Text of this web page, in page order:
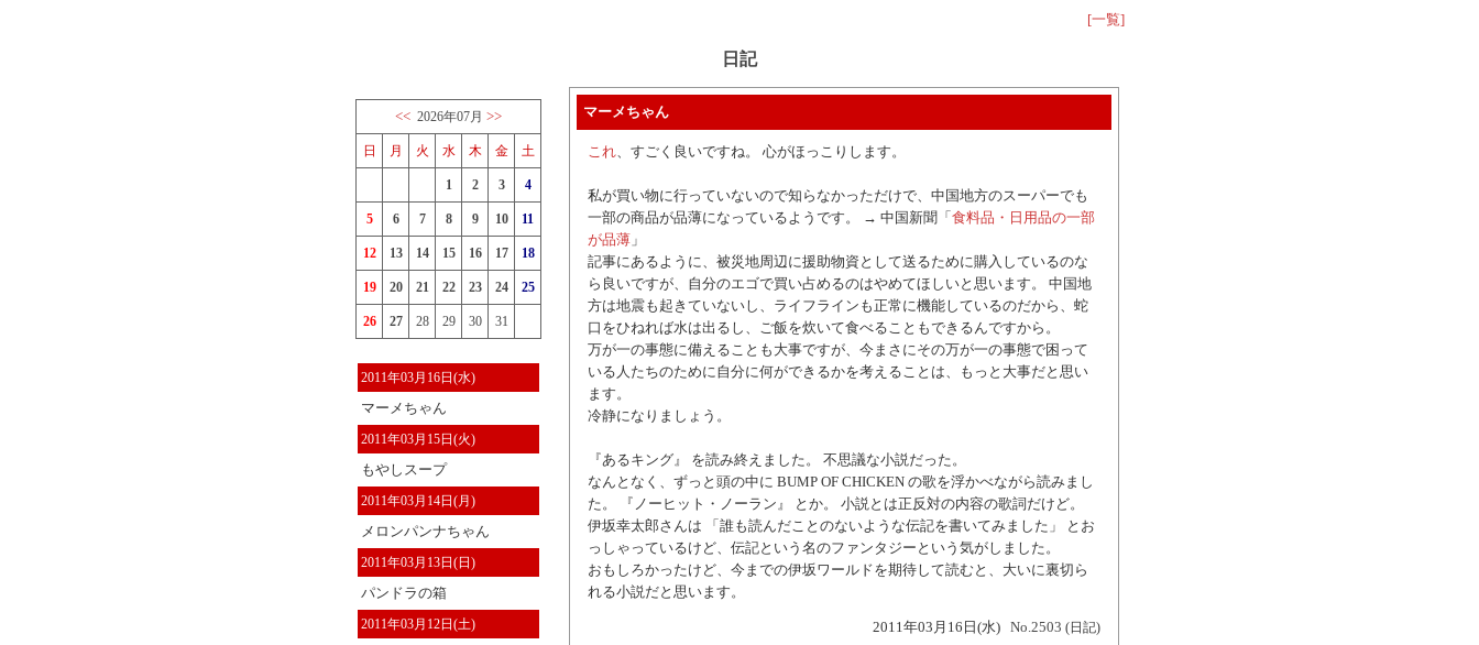
[一覧]
日記
<< 2026年07月 >>
日 月 火 水 木 金 土
1 2 3 4
5 6 7 8 9 10 11
12 13 14 15 16 17 18
19 20 21 22 23 24 25
26 27 28 29 30 31
2011年03月16日(水)
マーメちゃん
2011年03月15日(火)
もやしスープ
2011年03月14日(月)
メロンパンナちゃん
2011年03月13日(日)
パンドラの箱
2011年03月12日(土)
マーメちゃん
これ、すごく良いですね。 心がほっこりします。
私が買い物に行っていないので知らなかっただけで、中国地方のスーパーでも
一部の商品が品薄になっているようです。 → 中国新聞「 食料品・日用品の一部
が品薄 」
記事にあるように、被災地周辺に援助物資として送るために購入しているのな
ら良いですが、自分のエゴで買い占めるのはやめてほしいと思います。 中国地
方は地震も起きていないし、ライフラインも正常に機能しているのだから、蛇
口をひねれば水は出るし、ご飯を炊いて食べることもできるんですから。
万が一の事態に備えることも大事ですが、今まさにその万が一の事態で困って
いる人たちのために自分に何ができるかを考えることは、もっと大事だと思い
ます。
冷静になりましょう。
『あるキング』 を読み終えました。 不思議な小説だった。
なんとなく、ずっと頭の中に BUMP OF CHICKEN の歌を浮かべながら読みまし
た。 『ノーヒット・ノーラン』 とか。 小説とは正反対の内容の歌詞だけど。
伊坂幸太郎さんは 「誰も読んだことのないような伝記を書いてみました」 とお
っしゃっているけど、伝記という名のファンタジーという気がしました。
おもしろかったけど、今までの伊坂ワールドを期待して読むと、大いに裏切ら
れる小説だと思います。
2011年03月16日(水) No.2503 (日記)